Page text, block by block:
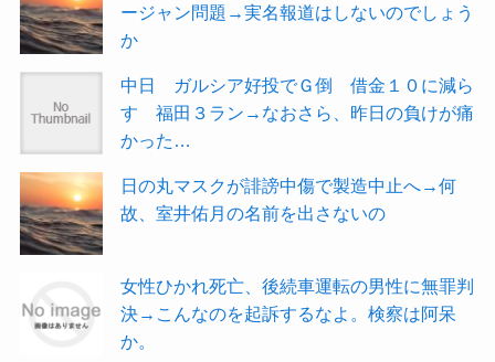
ージャン問題→実名報道はしないのでしょう
か
中日 ガルシア好投でＧ倒 借金１０に減ら
す 福田３ラン→なおさら、昨日の負けが痛
かった…
日の丸マスクが誹謗中傷で製造中止へ→何
故、室井佑月の名前を出さないの
女性ひかれ死亡、後続車運転の男性に無罪判
決→こんなのを起訴するなよ。検察は阿呆
か。